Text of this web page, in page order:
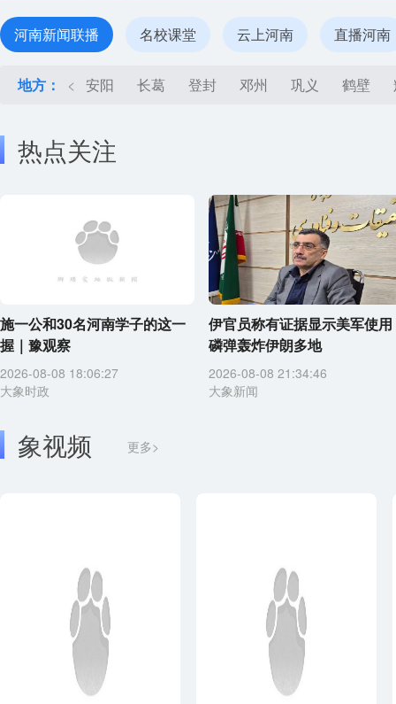
河南新闻联播 名校课堂 云上河南 直播河南
地方： < 安阳 长葛 登封 邓州 巩义 鹤壁
热点关注
施一公和30名河南学子的这一
握｜豫观察
2026-08-08 18:06:27
大象时政
伊官员称有证据显示美军使用
磷弹轰炸伊朗多地
2026-08-08 21:34:46
大象新闻
象视频 更多>